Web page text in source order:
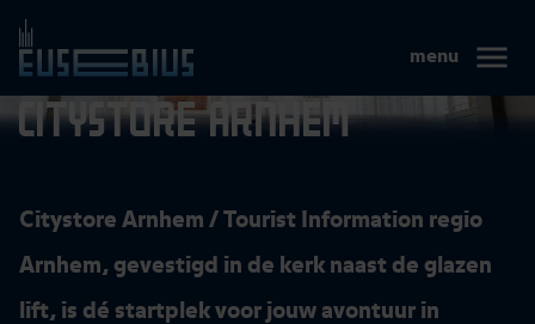
Eusebius
Arnhem
menu
Citystore Arnhem
Citystore Arnhem / Tourist Information regio
Arnhem, gevestigd in de kerk naast de glazen
lift, is dé startplek voor jouw avontuur in